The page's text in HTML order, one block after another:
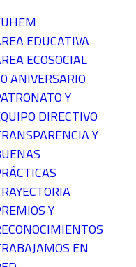
EDUCATIVA
ECOSOCIAL
ANIVERSARIO
Y
DIRECTIVO
Y
Y
EN